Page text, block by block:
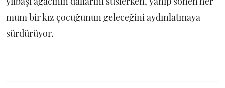
mum bir kız çocuğunun geleceğini aydınlatmaya
sürdürüyor.